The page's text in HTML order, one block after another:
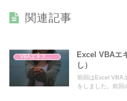
関連記事
Excel VBAエ
し）
前回はExcel VBA
をしました。前回